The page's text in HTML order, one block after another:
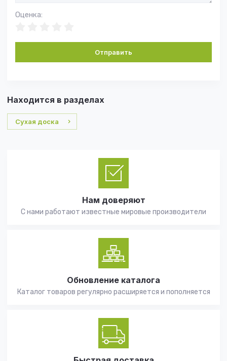
Оценка:
Отправить
Находится в разделах
Сухая доска
Нам доверяют
С нами работают известные мировые производители
Обновление каталога
Каталог товаров регулярно расширяется и пополняется